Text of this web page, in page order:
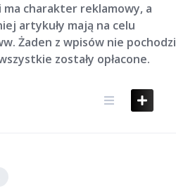
ma charakter reklamowy, a
artykuły mają na celu
Żaden z wpisów nie pochodzi
zostały opłacone.